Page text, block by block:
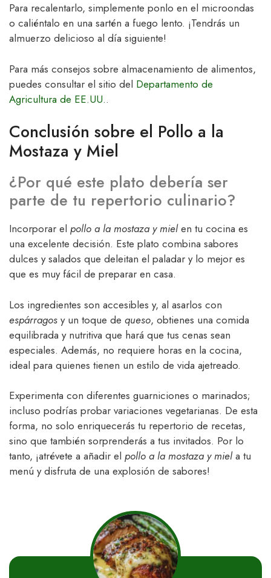
Para recalentarlo, simplemente ponlo en el microondas
o caliéntalo en una sartén a fuego lento. ¡Tendrás un
almuerzo delicioso al día siguiente!
Para más consejos sobre almacenamiento de alimentos,
puedes consultar el sitio del Departamento de
Agricultura de EE.UU..
Conclusión sobre el Pollo a la
Mostaza y Miel
¿Por qué este plato debería ser
parte de tu repertorio culinario?
Incorporar el pollo a la mostaza y mielen tu cocina es
una excelente decisión. Este plato combina sabores
dulces y salados que deleitan el paladar y lo mejor es
que es muy fácil de preparar en casa.
Los ingredientes son accesibles y, al asarlos con
espárragos y un toque de queso, obtienes una comida
equilibrada y nutritiva que hará que tus cenas sean
especiales. Además, no requiere horas en la cocina,
ideal para quienes tienen un estilo de vida ajetreado.
Experimenta con diferentes guarniciones o marinados;
incluso podrías probar variaciones vegetarianas. De esta
forma, no solo enriquecerás tu repertorio de recetas,
sino que también sorprenderás a tus invitados. Por lo
tanto, ¡atrévete a añadir el pollo a la mostaza y miela tu
menú y disfruta de una explosión de sabores!